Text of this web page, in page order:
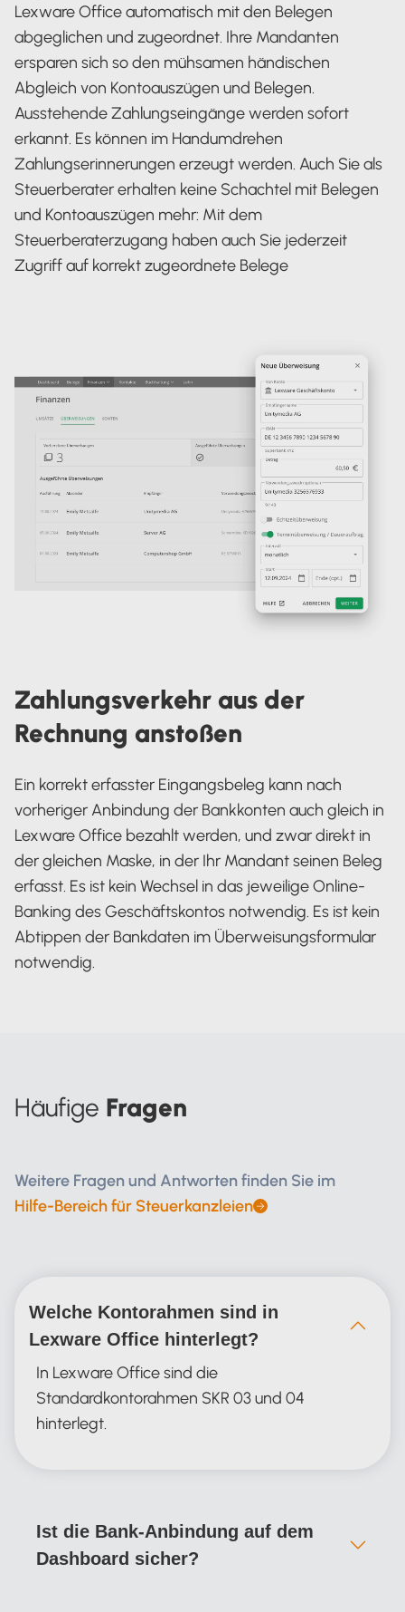
Lexware Office automatisch mit den Belegen
abgeglichen und zugeordnet. Ihre Mandanten
ersparen sich so den mühsamen händischen
Abgleich von Kontoauszügen und Belegen.
Ausstehende Zahlungseingänge werden sofort
erkannt. Es können im Handumdrehen
Zahlungserinnerungen erzeugt werden. Auch Sie als
Steuerberater erhalten keine Schachtel mit Belegen
und Kontoauszügen mehr: Mit dem
Steuerberaterzugang haben auch Sie jederzeit
Zugriff auf korrekt zugeordnete Belege
Zahlungsverkehr aus der
Rechnung anstoßen
Ein korrekt erfasster Eingangsbeleg kann nach
vorheriger Anbindung der Bankkonten auch gleich in
Lexware Office bezahlt werden, und zwar direkt in
der gleichen Maske, in der Ihr Mandant seinen Beleg
erfasst. Es ist kein Wechsel in das jeweilige Online-
Banking des Geschäftskontos notwendig. Es ist kein
Abtippen der Bankdaten im Überweisungsformular
notwendig.
Häufige Fragen
Weitere Fragen und Antworten finden Sie im
Hilfe-Bereich für Steuerkanzleien
Welche Kontorahmen sind in
Lexware Office hinterlegt?
In Lexware Office sind die
Standardkontorahmen SKR 03 und 04
hinterlegt.
Ist die Bank-Anbindung auf dem
Dashboard sicher?